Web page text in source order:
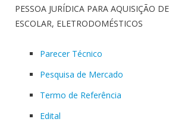
PESSOA JURÍDICA PARA AQUISIÇÃO
ESCOLAR, ELETRODOMÉSTICOS
Parecer Técnico
Pesquisa de Mercado
Termo de Referência
Edital